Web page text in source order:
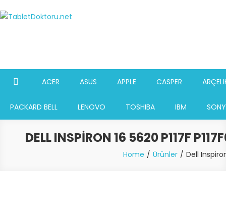
to
ACER ASUS APPLE CASPER
PACKARD BELL LENOVO TOSHIBA IBM SONY
DELL INSPIRON 16 5620 P117F
Home Ürünler Dell